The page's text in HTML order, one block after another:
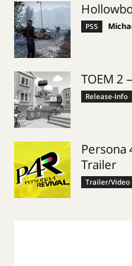
PS5
TOEM 2
Release-Info
Persona
Trailer
Trailer/Video